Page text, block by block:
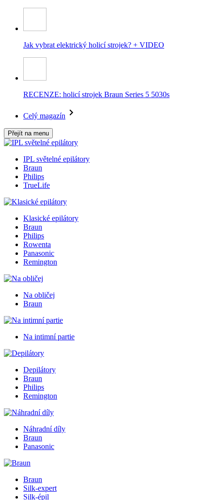
Jak vybrat elektrický holicí strojek? + VIDEO
RECENZE: holicí strojek Braun Series 5 5030s
Celý magazín
Přejít na menu
IPL světelné epilátory
Braun
Philips
TrueLife
Klasické epilátory
Braun
Philips
Rowenta
Panasonic
Remington
Na obličej
Braun
Na intimní partie
Depilátory
Braun
Philips
Remington
Náhradní díly
Braun
Panasonic
Braun
Silk-expert
Silk-épil